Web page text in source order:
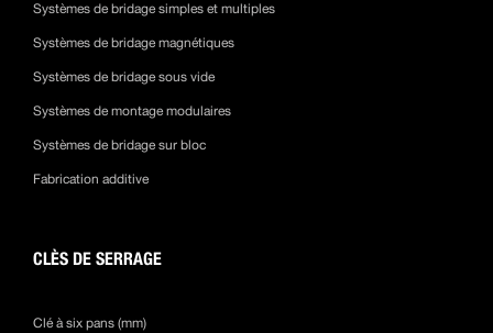
Systèmes de bridage simples et multiples
Systèmes de bridage magnétiques
Systèmes de bridage sous vide
Systèmes de montage modulaires
Systèmes de bridage sur bloc
Fabrication additive
CLÈS DE SERRAGE
Clé à six pans (mm)